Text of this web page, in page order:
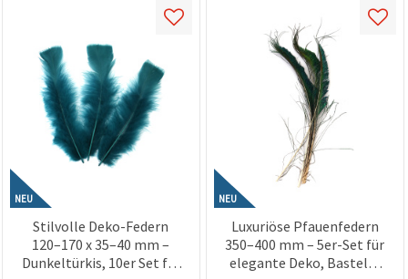
NEU
Stilvolle Deko-Federn
120–170 x 35–40 mm –
Dunkeltürkis, 10er Set für
NEU
Luxuriöse Pfauenfedern
350–400 mm – 5er-Set für
elegante Deko, Basteln,